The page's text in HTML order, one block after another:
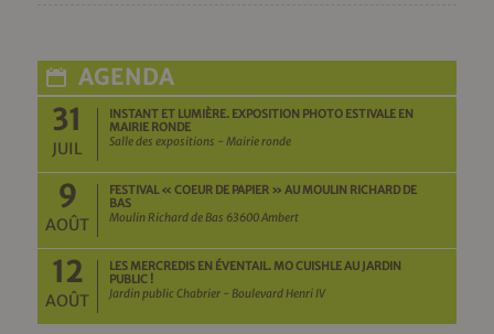
AGENDA
31
JUIL
INSTANT ET LUMIÈRE. EXPOSITION PHOTO ESTIVALE EN
MAIRIE RONDE
Salle des expositions - Mairie ronde
9
AOÛT
FESTIVAL « COEUR DE PAPIER » AU MOULIN RICHARD DE
BAS
Moulin Richard de Bas 63600 Ambert
12
AOÛT
LES MERCREDIS EN ÉVENTAIL. MO CUISHLE AU JARDIN
PUBLIC !
Jardin public Chabrier - Boulevard Henri IV